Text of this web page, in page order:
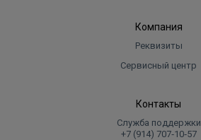
Компания
Реквизиты
Сервисный центр
Контакты
Служба поддержки
+7 (914) 707‑10‑57